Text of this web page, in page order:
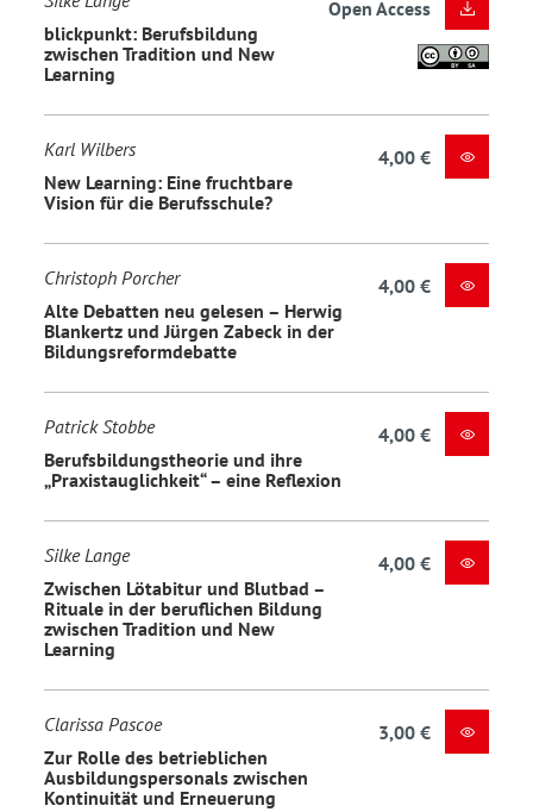
blickpunkt: Berufsbildung
zwischen Tradition und New
Learning
Open Access
Karl Wilbers
New Learning: Eine fruchtbare
Vision für die Berufsschule?
4,00 €
Christoph Porcher
Alte Debatten neu gelesen – Herwig
Blankertz und Jürgen Zabeck in der
Bildungsreformdebatte
4,00 €
Patrick Stobbe
Berufsbildungstheorie und ihre
„Praxistauglichkeit“ – eine Reflexion
4,00 €
Silke Lange
Zwischen Lötabitur und Blutbad –
Rituale in der beruflichen Bildung
zwischen Tradition und New
Learning
4,00 €
Clarissa Pascoe
Zur Rolle des betrieblichen
Ausbildungspersonals zwischen
Kontinuität und Erneuerung
3,00 €